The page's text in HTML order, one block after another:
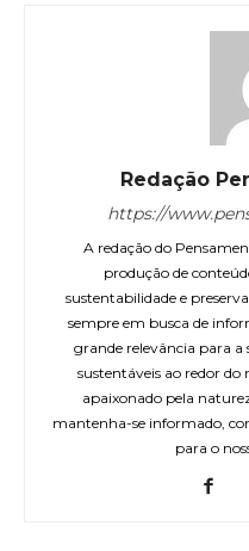
Redação
https://
A redação do
produção de
sustentabilidade e
sempre em busca de
grande relevância para a
sustentáveis ao redor
apaixonado pela
mantenha-se informado,
para o